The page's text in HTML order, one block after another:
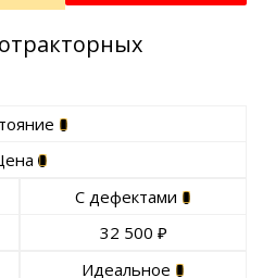
С дефектами
32 500 ₽
Идеальное